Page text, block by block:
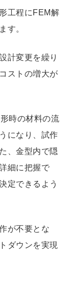
工程にFEM解
す。
計変更を繰り
ストの増大が
時の材料の流
になり、試作
、金型内で隠
細に把握で
定できるよう
が不要とな
ダウンを実現